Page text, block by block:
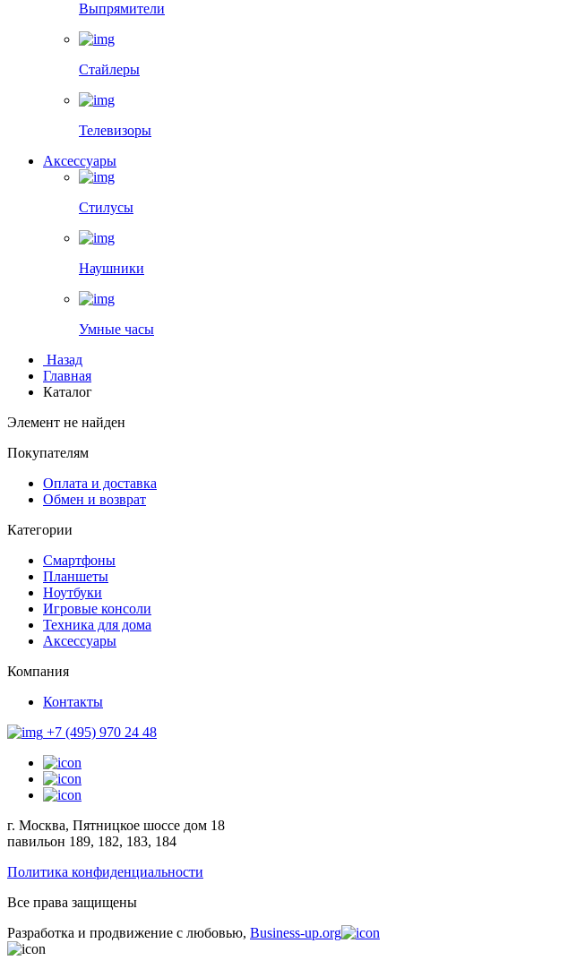
Выпрямители
Стайлеры
Телевизоры
Аксессуары
Стилусы
Наушники
Умные часы
Назад
Главная
Каталог
Элемент не найден
Покупателям
Оплата и доставка
Обмен и возврат
Категории
Смартфоны
Планшеты
Ноутбуки
Игровые консоли
Техника для дома
Аксессуары
Компания
Контакты
+7 (495) 970 24 48
г. Москва, Пятницкое шоссе дом 18
павильон 189, 182, 183, 184
Политика конфиденциальности
Все права защищены
Разработка и продвижение с любовью, Business-up.org